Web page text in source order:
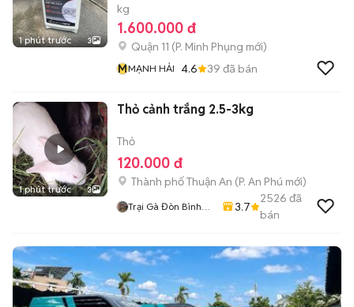
1 phút trước 3
kg
1.600.000 đ
Quận 11 (P. Minh Phụng mới)
MMẠNH HẢI 4.6 39 đã bán
1 phút trước 3
Thỏ cảnh trắng 2.5-3kg
Thỏ
120.000 đ
Thành phố Thuận An (P. An Phú mới)
Trại Gà Đòn Bình
3.7
2526 đã
bán